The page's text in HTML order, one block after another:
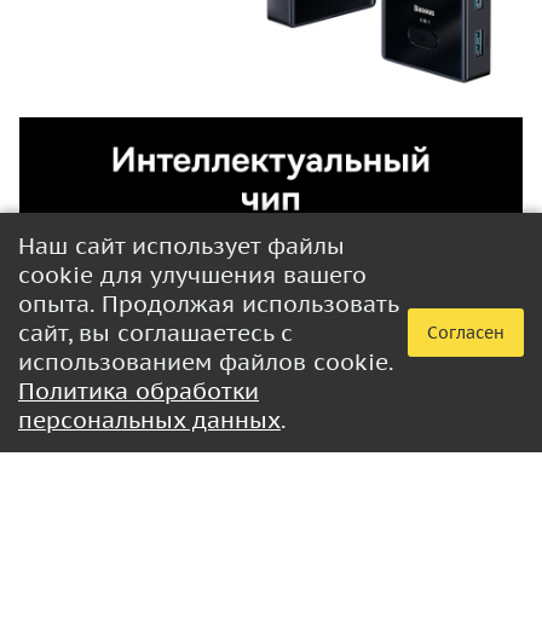
Наш сайт использует файлы
cookie для улучшения вашего
опыта. Продолжая использовать
сайт, вы соглашаетесь с
использованием файлов cookie.
Политика обработки
персональных данных.
Согласен